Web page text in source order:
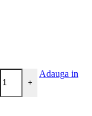
+
Adauga in